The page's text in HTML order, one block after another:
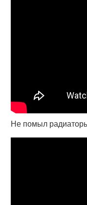
Не помыл